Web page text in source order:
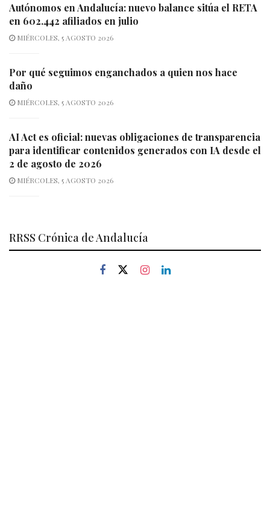
Autónomos en Andalucía: nuevo balance sitúa el RETA
en 602.442 afiliados en julio
MIÉRCOLES, 5 AGOSTO 2026
Por qué seguimos enganchados a quien nos hace
daño
MIÉRCOLES, 5 AGOSTO 2026
AI Act es oficial: nuevas obligaciones de transparencia
para identificar contenidos generados con IA desde el
2 de agosto de 2026
MIÉRCOLES, 5 AGOSTO 2026
RRSS Crónica de Andalucía